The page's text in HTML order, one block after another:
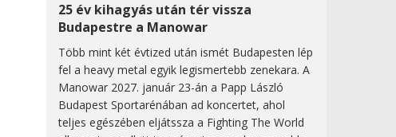
25 év kihagyás után tér vissza
Budapestre a Manowar
Több mint két évtized után ismét Budapesten lép
fel a heavy metal egyik legismertebb zenekara. A
Manowar 2027. január 23-án a Papp László
Budapest Sportarénában ad koncertet, ahol
teljes egészében eljátssza a Fighting The World